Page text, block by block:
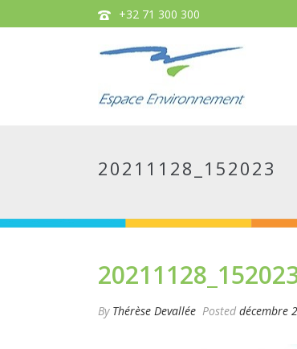
+32 71 300 300
20211128_152023
By Thérèse Devallée Posted décembre